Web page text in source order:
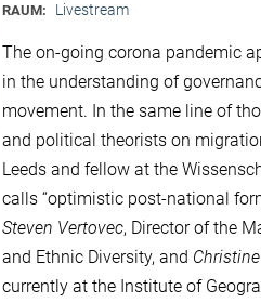
RAUM: Livestream
The on-going corona pandemic
in the understanding of
movement. In the same line of
and political theorists on
Leeds and fellow at the
calls “optimistic post-national
Steven Vertovec, Director of the
and Ethnic Diversity, and
currently at the Institute of